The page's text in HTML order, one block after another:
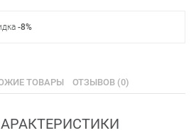
-8%
ТОВАРЫ ОТЗЫВОВ (0)